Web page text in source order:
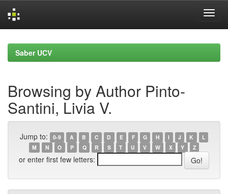
navigationSaber UCV
Browsing by Author Pinto-
Santini, Livia V.
Jump to: 0-9 A B C D E F G H I J K
L
M
N O P Q R S T U V W X Y Z
or enter first few letters: